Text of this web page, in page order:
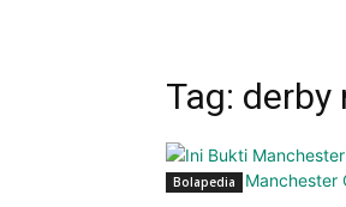
Tag:
Bolapedia